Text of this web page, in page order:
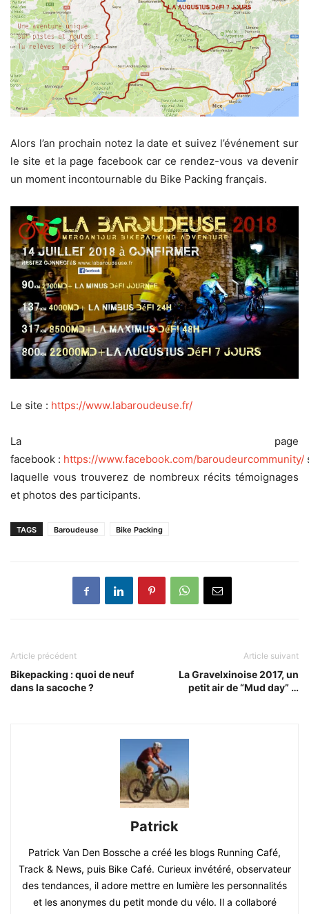
Alors l’an prochain notez la date et suivez l’événement sur
le site et la page facebook car ce rendez-vous va devenir
un moment incontournable du Bike Packing français.
Le site : https://www.labaroudeuse.fr/
La page
facebook : https://www.facebook.com/baroudeurcommunity/
laquelle vous trouverez de nombreux récits témoignages
et photos des participants.
TAGS Baroudeuse Bike Packing
Article précédent
Bikepacking : quoi de neuf
dans la sacoche ?
Article suivant
La Gravelxinoise 2017, un
petit air de “Mud day” …
Patrick
Patrick Van Den Bossche a créé les blogs Running Café,
Track & News, puis Bike Café. Curieux invétéré, observateur
des tendances, il adore mettre en lumière les personnalités
et les anonymes du petit monde du vélo. Il a collaboré